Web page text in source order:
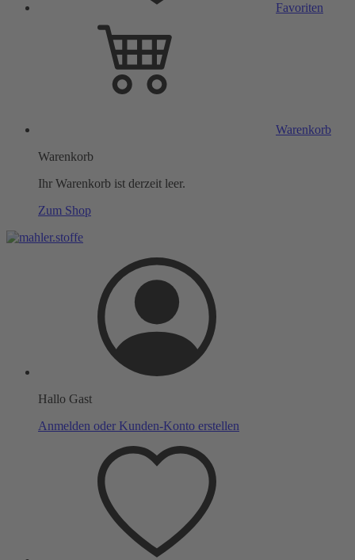
Favoriten
Warenkorb
Warenkorb
Ihr Warenkorb ist derzeit leer.
Zum Shop
Hallo Gast
Anmelden oder Kunden-Konto erstellen